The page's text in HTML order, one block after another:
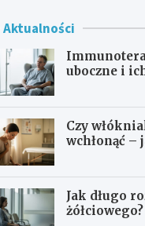
Aktualności
uboczne i
Czy
wchłonąć –
Jak długo
żółciowego?